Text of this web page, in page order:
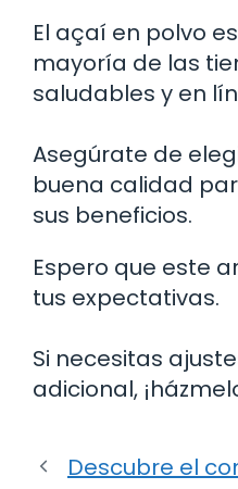
El açaí en polvo
mayoría de las
saludables y en
Asegúrate de
buena calidad
sus beneficios.
Espero que este
tus expectativas.
Si necesitas
adicional,
Descubre el